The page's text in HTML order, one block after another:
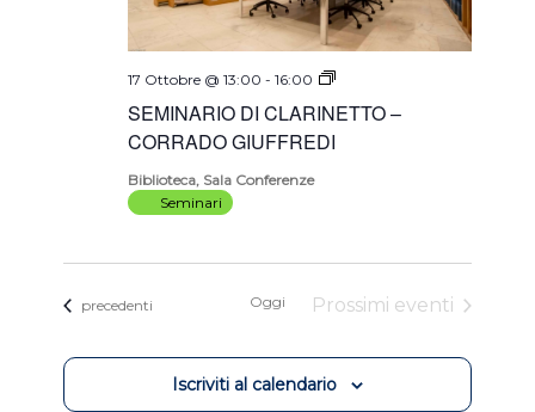
SEMINARIO DI CLARINETTO –
CORRADO GIUFFREDI
17 Ottobre @ 13:00 -16:00
SEMINARIO
CLARINETTO
Biblioteca, Sala Conferenze
Seminari
Eventi
precedenti Oggi Prossimi eventi
Iscriviti al calendario